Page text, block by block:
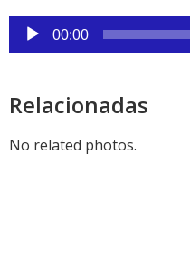
Reproductor
audio
00:00
Relacionadas
No related photos.